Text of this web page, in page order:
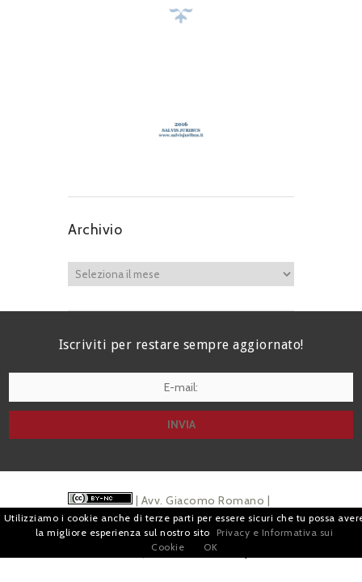
Archivio
Iscriviti per restare sempre aggiornato!
| Avv. Giacomo Romano |
Piazza di Campitelli, 2 - 00186 Roma | P.I.
Pubblicità ePrivacy
Utilizziamo i cookie anche di terze parti per essere sicuri che tu possa
la migliore esperienza sul nostro sito
Privacy e Informativa sui
Cookie
OK